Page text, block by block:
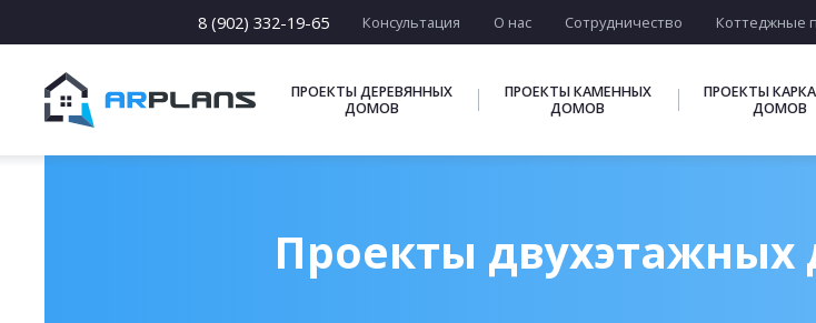
8 (902) 332-19-65 Консультация О нас Сотрудничество Коттеджные
ПРОЕКТЫ ДЕРЕВЯННЫХ
ДОМОВ
ПРОЕКТЫ КАМЕННЫХ
ДОМОВ
ПРОЕКТЫ
ДОМОВ
Проекты двухэтажных